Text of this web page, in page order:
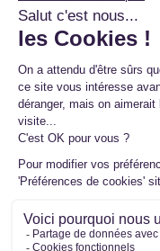
Les informations
proviennent de la base
par le droit d’auteur et
reproduites, utilisées ou
TecAlliance. Toute
et pourra faire l’objet de
Mentions